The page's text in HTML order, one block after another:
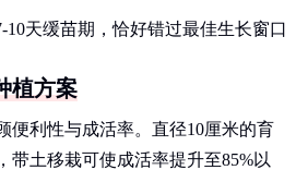
10天缓苗期，恰好错过最佳生长窗口
植方案
便利性与成活率。直径10厘米的育
带土移栽可使成活率提升至85%以